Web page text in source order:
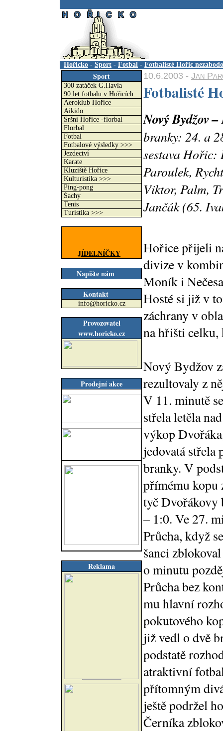
Hořicko - Sport - Fotbal - Fotbalisté Hořic
Sport
300 zatáček G.Havla
90 let fotbalu v Hořicích
Aeroklub Hořice
Aikido
Sršni Hořice -florbal
Florbal
Fotbal
Fotbalové výsledky >>>
Jezdectví
Karate
Kluziště Hořice
Kulturistika >>>
Ping-pong
Šachy
Tenis
Turistika >>>
JÍDELNÍČKY
Napište nám
Kontakt
info@horicko.cz
Provozovatel
www.horicko.cz
Prodejní akce
Reklama
10.6.2003 - Jan
Fotbalisté
Nový Bydžov
branky: 24. a
sestava Hořic:
Paroulek,
Viktor, Palm,
Jančák (65.
Hořice přijeli
divize v
Moník i
Hosté si již v
záchrany v
na hřišti celku,
Nový Bydžov
rezultovaly z
V 11. minutě
střela letěla
výkop
jedovatá střela
branky. V
přímému kopu
tyč Dvořákovy
– 1:0. Ve 27.
Průcha, když
šanci
o minutu
Průcha bez
mu hlavní
pokutového
již vedl o dvě
podstatě
atraktivní
přítomným
ještě podržel
Černíka